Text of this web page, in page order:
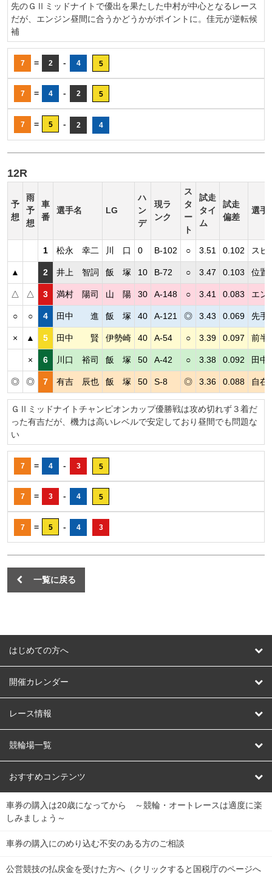
先のＧⅡミッドナイトで優出を果たした中村が中心となるレース
だが、エンジン昼間に合うかどうかがポイントに。佳元が逆転候
補
7 = 2 - 4 5
7 = 4 - 2 5
7 = 5 - 2 4
12R
予
想
雨
予
想
車
番
選手名 LG
ハ
ン
デ
現ラ
ンク
ス
タ
ー
ト
試走
タイ
ム
試走
偏差
選手
1 松永 幸二 川 口 0 B-102 ○ 3.51 0.102 スピ
▲ 2 井上 智詞 飯 塚 10 B-72 ○ 3.47 0.103 位置
△ △ 3 満村 陽司 山 陽 30 A-148 ○ 3.41 0.083 エン
○ ○ 4 田中 進 飯 塚 40 A-121 ◎ 3.43 0.069 先手
× ▲ 5 田中 賢 伊勢崎 40 A-54 ○ 3.39 0.097 前半
× 6 川口 裕司 飯 塚 50 A-42 ○ 3.38 0.092 田中
◎ ◎ 7 有吉 辰也 飯 塚 50 S-8 ◎ 3.36 0.088 自在
ＧⅡミッドナイトチャンピオンカップ優勝戦は攻め切れず３着だ
った有吉だが、機力は高いレベルで安定しており昼間でも問題な
い
7 = 4 - 3 5
7 = 3 - 4 5
7 = 5 - 4 3
一覧に戻る
はじめての方へ
はじめての方へ
開催カレンダー
競輪
オートレース
競輪くじ
Dokanto!
チャリロトプラザ
レース情報
レース予想
レース結果
キャリーオーバー一覧
競輪場一覧
北日本 函館競輪場
関
東
弥彦競輪場 前橋競輪場 取手競輪場 宇都宮競輪場
おすすめコンテンツ
競輪選手情報
Perfecta Navi
netkeirin
車券の購入は20歳になってから ～競輪・オートレースは適度に楽
しみましょう～
車券の購入にのめり込む不安のある方のご相談
公営競技の払戻金を受けた方へ（クリックすると国税庁のページへ